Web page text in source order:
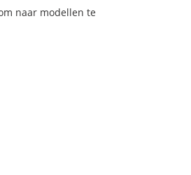
naar modellen te